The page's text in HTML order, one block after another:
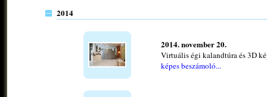
2014
2014. november 20.
Virtuális égi kalandtúra és 3D
képes beszámoló...